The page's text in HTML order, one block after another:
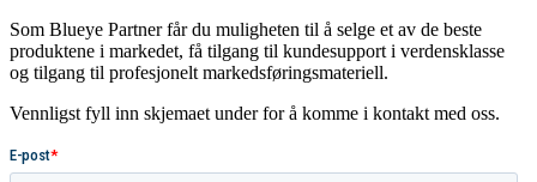
Som Blueye Partner får du muligheten til å selge et av de beste
produktene i markedet, få tilgang til kundesupport i verdensklasse
og tilgang til profesjonelt markedsføringsmateriell.
Vennligst fyll inn skjemaet under for å komme i kontakt med oss.